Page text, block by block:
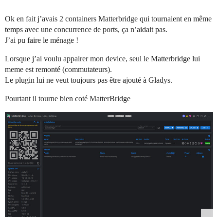
Ok en fait j’avais 2 containers Matterbridge qui tournaient en même
temps avec une concurrence de ports, ça n’aidait pas.
J’ai pu faire le ménage !
Lorsque j’ai voulu appairer mon device, seul le Matterbridge lui
meme est remonté (commutateurs).
Le plugin lui ne veut toujours pas être ajouté à Gladys.
Pourtant il tourne bien coté MatterBridge